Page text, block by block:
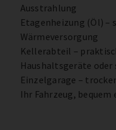
Ausstrahlung
Etagenheizung (Öl) –
Wärmeversorgung
Kellerabteil –
Haushaltsgeräte oder
Einzelgarage –
Ihr Fahrzeug,